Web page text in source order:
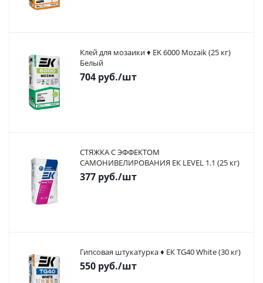
Клей для мозаики ♦ EK 6000 Mozaik (25 кг)
Белый
704 руб./шт
СТЯЖКА С ЭФФЕКТОМ
САМОНИВЕЛИРОВАНИЯ ЕК LEVEL 1.1 (25 кг)
377 руб./шт
Гипсовая штукатурка ♦ ЕК TG40 White (30 кг)
550 руб./шт